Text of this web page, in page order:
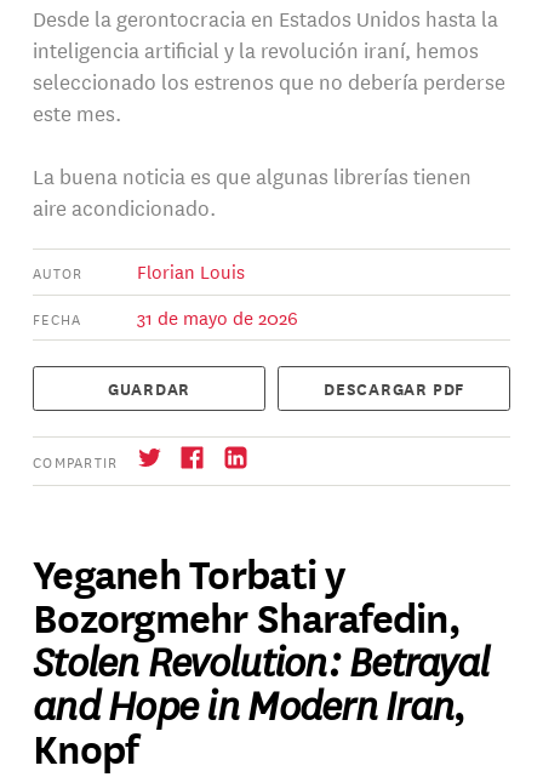
Desde la gerontocracia en Estados Unidos hasta la
inteligencia artificial y la revolución iraní, hemos
seleccionado los estrenos que no debería perderse
este mes.
La buena noticia es que algunas librerías tienen
aire acondicionado.
AUTOR Florian Louis
FECHA 31 de mayo de 2026
GUARDAR DESCARGAR PDF
COMPARTIR
→ Suscríbase
Yeganeh Torbati y
Bozorgmehr Sharafedin,
Stolen Revolution: Betrayal
and Hope in Modern Iran,
Knopf